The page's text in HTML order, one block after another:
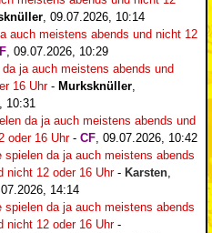
09.07.2026, 10:14
auch meistens abends und nicht 12
09.07.2026, 10:29
da ja auch meistens abends und
16 Uhr- Murksknüller
10:31
da ja auch meistens abends und
oder 16 Uhr- CF 09.07.2026, 10:42
spielen da ja auch meistens abends
nicht 12 oder 16 Uhr- Karsten
14:14
spielen da ja auch meistens abends
nicht 12 oder 16 Uhr-